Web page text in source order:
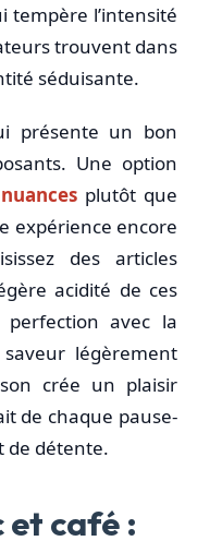
tempère l’intensité
trouvent dans
séduisante.
présente un bon
Une option
plutôt que
expérience encore
des articles
acidité de ces
avec la
légèrement
crée un plaisir
de chaque pause-
de détente.
et café :